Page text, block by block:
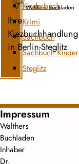
Ihre
Kiezbuchhandlung
in Berlin-Steglitz
Kinderbuch
Krimi
Sachbuch
Sachbuch Kinder
Steglitz
Impressum
Walthers
Buchladen
Inhaber
Dr.